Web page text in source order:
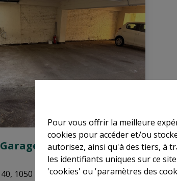
Pour vous offrir la meilleure
cookies pour accéder et/ou
autorisez, ainsi qu'à des tiers, à
les identifiants uniques sur ce
'cookies' ou 'paramètres des
1050 Bruxelles|Ref: 17853